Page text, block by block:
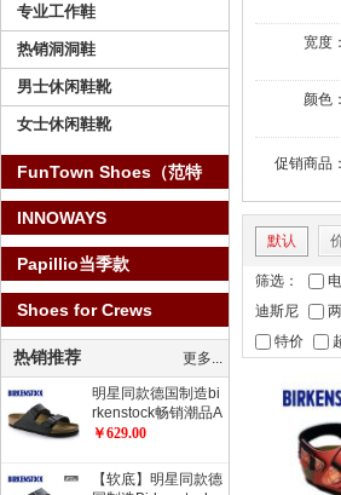
宽度：
颜色：
促销商品：
默认
筛选：
迪斯尼
特价
专业工作鞋
热销洞洞鞋
男士休闲鞋靴
女士休闲鞋靴
FunTown Shoes（范特
仕）
INNOWAYS
Papillio当季款
Shoes for Crews
热销推荐 更多...
明星同款德国制造bi
rkenstock畅销潮品A
rizona健康软木拖鞋
￥629.00
【软底】明星同款德